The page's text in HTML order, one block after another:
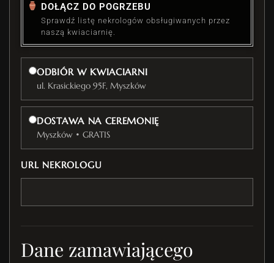
DOŁĄCZ DO POGRZEBU
Sprawdź listę nekrologów obsługiwanych przez
naszą kwiaciarnię.
ODBIÓR W KWIACIARNI
ul. Krasickiego 95F, Myszków
DOSTAWA NA CEREMONIĘ
Myszków • GRATIS
URL NEKROLOGU
Dane zamawiającego